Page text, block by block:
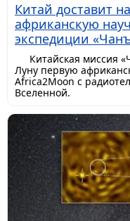
Китай доставит
африканскую
экспедиции
Китайская миссия
Луну первую
Africa2Moon с
Вселенной.